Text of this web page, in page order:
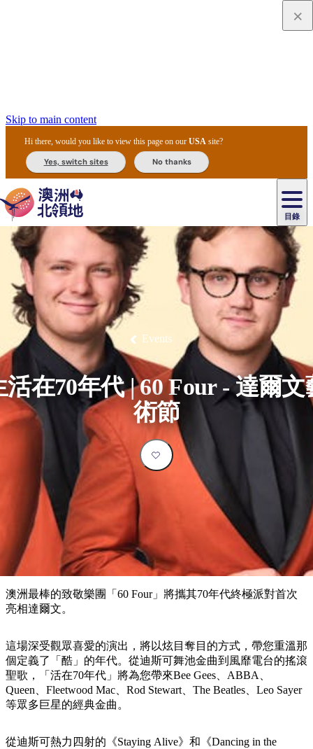
Skip to main content
Hi there, would you like to view this page on ourUSA site?
Yes, switch sites No thanks
目錄
主
目
錄
必
訪
景
最
受
歡
迎
目
的
內
陸
和
戶
外
按
地
區
探
索
達
爾
文
愛
麗
斯
烏
魯
魯
卡
卡
杜
國
公
園
治
菲
特
國
家
公
瓦
塔
卡
國
家
提
島
東
阿
姆
地
馬
塔
卡
溫
泉
池
尼
特
米
魯
國
家
園
卡
魯
卡
魯
/
魔
大
理
石
保
護
區
馬
古
克
瀑
布
茨
奧
里
查
/
麥
克
唐
納
國
家
園
必
玩
活
動
體
驗
旅
客
類
型
推
薦
榜
單
住
民
化
體
驗
美
食
攻
節
慶
與
活
動
戶
外
探
險
然
和
野
生
動
植
歷
史
與
魚
豪
旅
游
露
營
豪
華
野
營
自
遊
劃
您
的
旅
規
劃
和
預
訂
用
資
訊
劃
工
具
住
宿
導
覽
租
和
交
通
工
具
Events
活在70年代 | 60 Four - 達爾文
術節
澳洲最棒的致敬樂團「60 Four」將攜其70年代終極派對首次
亮相達爾文。
這場深受觀眾喜愛的演出，將以炫目奪目的方式，帶您重溫那
個定義了「酷」的年代。從迪斯可舞池金曲到風靡電台的搖滾
聖歌，「活在70年代」將為您帶來Bee Gees、ABBA、
Queen、Fleetwood Mac、Rod Stewart、The Beatles、Leo Sayer
等眾多巨星的經典金曲。
從迪斯可熱力四射的《Staying Alive》和《Dancing in the